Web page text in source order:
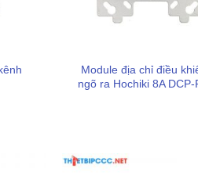
Module địa chỉ điều
ngõ ra Hochiki 8A DCP-